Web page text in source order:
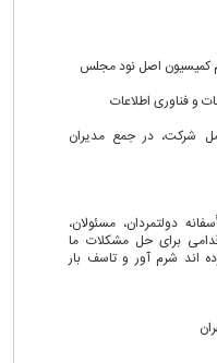
کمیسیون اصل نود مجلس
و فناوری اطلاعات
شرکت، در جمع مدیران
و متأسفانه دولتمردان، مسئولان،
برای حل مشکلات ما
اند شرم آور و تاسف بار